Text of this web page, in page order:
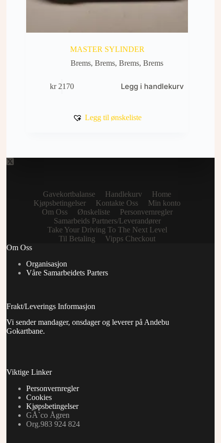
MASTER SYLINDER
Brems,Brems,Brems,Brems
kr2170 Legg i handlekurv
Legg til ønskeliste
Gavekortbalanse Handlekurv
Home
Kjøpsbetingelser
Kontakte Oss
Min konto
Om Oss
Ønskeliste
Personvernregler
Samarbeids Partners/Leverandører
Take Your Driving To The Next Level
Til Betaling
Vipps Checkout
Om Oss
Organisasjon
Våre Samarbeidets Parters
Frakt/Leverings Informasjon
Vi sender mandager, onsdager og leverer på Andebu
Gokartbane.
Viktige Linker
Personvernregler
Cookies
Kjøpsbetingelser
GÅ`co Ågren
Org.983 924 824